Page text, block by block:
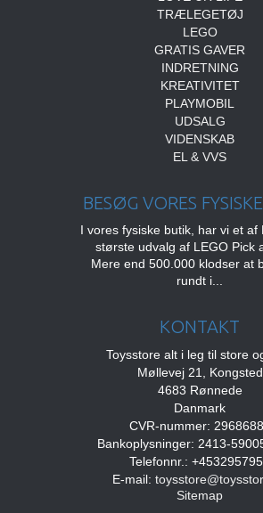
TRÆLEGETØJ
LEGO
GRATIS GAVER
INDRETNING
KREATIVITET
PLAYMOBIL
UDSALG
VIDENSKAB
EL & VVS
BESØG VORES
I vores fysiske butik, har vi et af
største udvalg af LEGO Pick
Mere end 500.000 klodser at
rundt i...
KONTAKT
Toysstore alt i leg til store
Møllevej 21, Kongsted
4683 Rønnede
Danmark
CVR-nummer:
Bankoplysninger: 2413-
Telefonnr.:
E-mail:
Sitemap